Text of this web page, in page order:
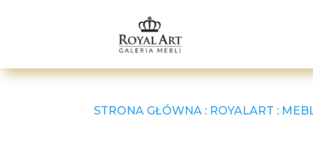
STRONA GŁÓWNA : ROYALART :